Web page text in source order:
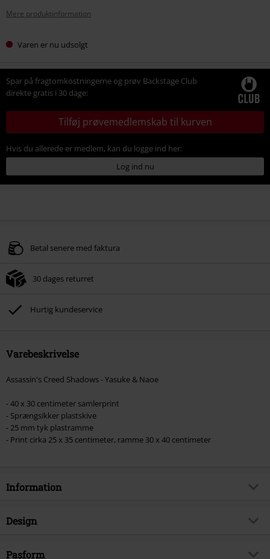
Mere produktinformation
Varen er nu udsolgt
Spar på fragtomkostningerne og prøv Backstage Club
direkte gratis i 30 dage:
Tilføj prøvemedlemskab til kurven
Hvis du allerede er medlem, kan du logge ind her:
Log ind nu
Betal senere med faktura
30 dages returret
Hurtig kundeservice
Varebeskrivelse
Assassin's Creed Shadows - Yasuke & Naoe
- 40 x 30 centimeter samlerprint
- Sprængsikker plastskive
- 25 mm tyk plastramme
- Print cirka 25 x 35 centimeter, ramme 30 x 40 centimeter
Information
Artikelnr.
Produktemne
Design
Produkttype
Pasform